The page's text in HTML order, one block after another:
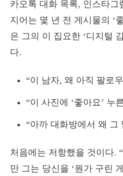
카오톡 대화 목록, 인스타그
지어는 몇 년 전 게시물의 ‘
은 그의 이 집요한 ‘디지털
다.
“이 남자, 왜 아직 팔로
“이 사진에 ‘좋아요’ 누
“아까 대화방에서 왜 그
처음에는 저항했을 것이다.
만 그는 당신을 ‘뭔가 구린